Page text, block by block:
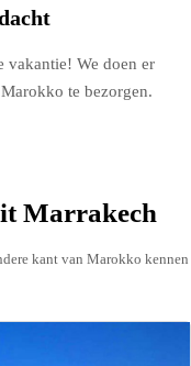
vakantie! We doen er
te bezorgen.
Marrakech
kant van Marokko kennen